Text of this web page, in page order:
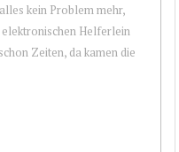
kein Problem mehr,
Helferlein
Zeiten, da kamen die